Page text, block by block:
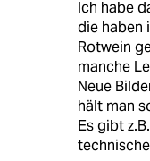
Ich habe
die haben
Rotwein
manche
Neue
hält man
Es gibt